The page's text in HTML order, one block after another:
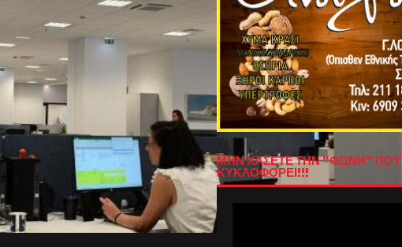
ΜΗΝ ΧΑΣΕΤΕ ΤΗΝ “ΦΩΝΗ” ΠΟΥ
ΚΥΚΛΟΦΟΡΕΙ!!!